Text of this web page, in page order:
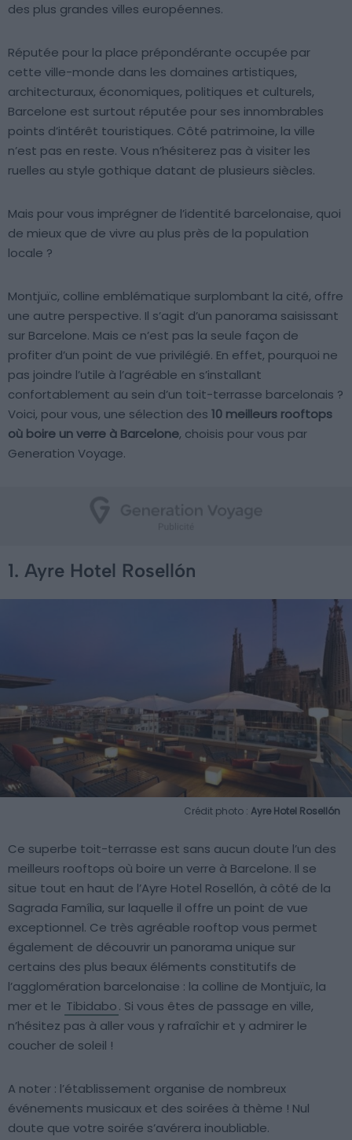
des plus grandes villes européennes.
Réputée pour la place prépondérante occupée par
cette ville-monde dans les domaines artistiques,
architecturaux, économiques, politiques et culturels,
Barcelone est surtout réputée pour ses innombrables
points d’intérêt touristiques. Côté patrimoine, la ville
n’est pas en reste. Vous n’hésiterez pas à visiter les
ruelles au style gothique datant de plusieurs siècles.
Mais pour vous imprégner de l’identité barcelonaise, quoi
de mieux que de vivre au plus près de la population
locale ?
Montjuïc, colline emblématique surplombant la cité, offre
une autre perspective. Il s’agit d’un panorama saisissant
sur Barcelone. Mais ce n’est pas la seule façon de
profiter d’un point de vue privilégié. En effet, pourquoi ne
pas joindre l’utile à l’agréable en s’installant
confortablement au sein d’un toit-terrasse barcelonais ?
Voici, pour vous, une sélection des 10 meilleurs rooftops
où boire un verre à Barcelone, choisis pour vous par
Generation Voyage.
1. Ayre Hotel Rosellón
Crédit photo : Ayre Hotel Rosellón
Ce superbe toit-terrasse est sans aucun doute l’un des
meilleurs rooftops où boire un verre à Barcelone. Il se
situe tout en haut de l’Ayre Hotel Rosellón, à côté de la
Sagrada Família, sur laquelle il offre un point de vue
exceptionnel. Ce très agréable rooftop vous permet
également de découvrir un panorama unique sur
certains des plus beaux éléments constitutifs de
l’agglomération barcelonaise : la colline de Montjuïc, la
mer et le Tibidabo. Si vous êtes de passage en ville,
n’hésitez pas à aller vous y rafraîchir et y admirer le
coucher de soleil !
A noter : l’établissement organise de nombreux
événements musicaux et des soirées à thème ! Nul
doute que votre soirée s’avérera inoubliable.